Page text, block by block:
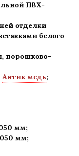
ПВХ-
отделки
белого
порошково-
Антик медь;
мм;
мм;